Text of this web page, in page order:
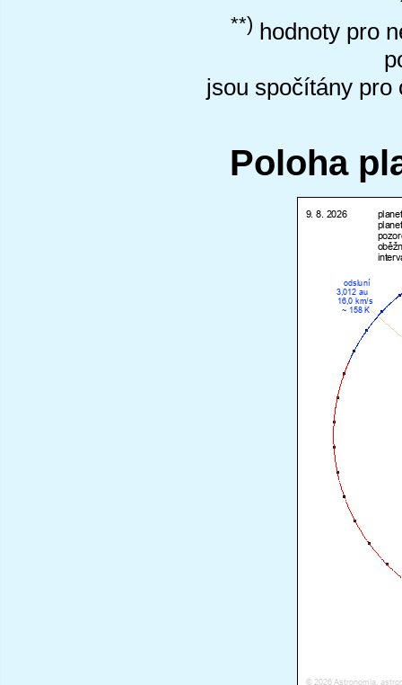
**) hodnoty pro
jsou spočítány pro
Poloha